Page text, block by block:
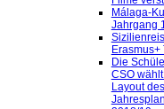
Málaga-
Jahrgang
Erasmus+
Die
CSO
Layout des